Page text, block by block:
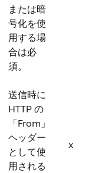
または暗
号化を使
用する場
合は必
須。
送信時に
HTTP の
「From」
ヘッダー
として使
用される
x